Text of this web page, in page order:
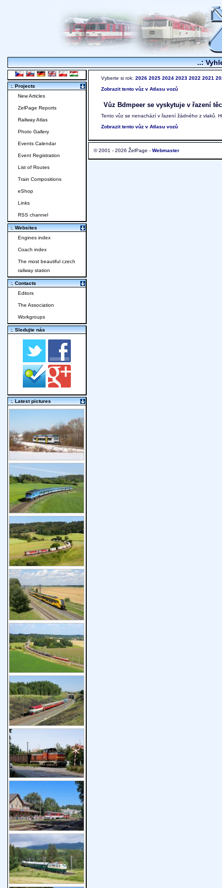
..:
Vyberte si rok: 2026 2025 2024 2023 2022 2021
Zobrazit tento vůz v Atlasu vozů
Vůz Bdmpeer se vyskytuje v řazení
Tento vůz se nenachází v řazení žádného z vlaků.
Zobrazit tento vůz v Atlasu vozů
© 2001 - 2026 ŽelPage - Webmaster
:. Projects
New Articles
ZelPage Reports
Railway Atlas
Photo Gallery
Events Calendar
Event Registration
List of Routes
Train Compositions
eShop
Links
RSS channel
:. Websites
Engines index
Coach index
The most beautiful czech
railway station
:. Contacts
Editors
The Association
Workgroups
:. Sledujte nás
:. Latest pictures